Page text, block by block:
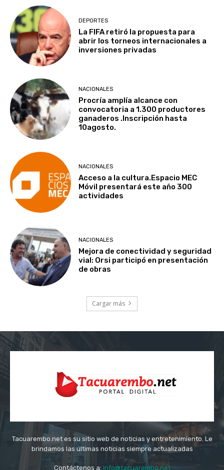
DEPORTES
La FIFA retiró la propuesta para
abrir los torneos internacionales a
inversiones privadas
NACIONALES
Procría amplía alcance con
convocatoria a 1.300 productores
ganaderos .Inscripción hasta
10agosto.
NACIONALES
Acceso a la cultura.Espacio MEC
Móvil presentará este año 300
actividades
NACIONALES
Mejora de conectividad y seguridad
vial: Orsi participó en presentación
de obras
Cargar más
Tacuarembo.net es su sitio web de noticias y entretenimiento. Le
brindamos las últimas noticias siempre actualizadas
Contáctenos a: info@tacuarembo.net